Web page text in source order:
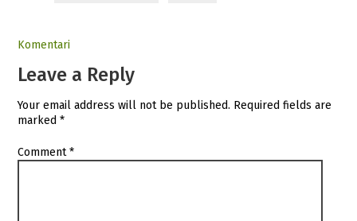
Komentari
Leave a Reply
Your email address will not be published. Required fields are
marked*
Comment*